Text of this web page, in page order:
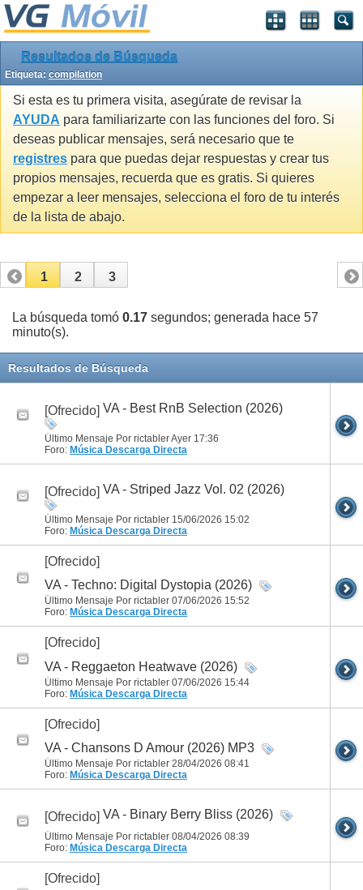
Resultados de Búsqueda
Etiqueta: compilation
Si esta es tu primera visita, asegúrate de revisar la
AYUDA para familiarizarte con las funciones del foro. Si
deseas publicar mensajes, será necesario que te
registres para que puedas dejar respuestas y crear tus
propios mensajes, recuerda que es gratis. Si quieres
empezar a leer mensajes, selecciona el foro de tu interés
de la lista de abajo.
1 2 3
La búsqueda tomó 0.17 segundos; generada hace 57
minuto(s).
Resultados de Búsqueda
[Ofrecido] VA - Best RnB Selection (2026)
Último Mensaje Por rictabler Ayer 17:36
Foro: Música Descarga Directa
[Ofrecido] VA - Striped Jazz Vol. 02 (2026)
Último Mensaje Por rictabler 15/06/2026 15:02
Foro: Música Descarga Directa
[Ofrecido]
VA - Techno: Digital Dystopia (2026)
Último Mensaje Por rictabler 07/06/2026 15:52
Foro: Música Descarga Directa
[Ofrecido]
VA - Reggaeton Heatwave (2026)
Último Mensaje Por rictabler 07/06/2026 15:44
Foro: Música Descarga Directa
[Ofrecido]
VA - Chansons D Amour (2026) MP3
Último Mensaje Por rictabler 28/04/2026 08:41
Foro: Música Descarga Directa
[Ofrecido] VA - Binary Berry Bliss (2026)
Último Mensaje Por rictabler 08/04/2026 08:39
Foro: Música Descarga Directa
[Ofrecido]